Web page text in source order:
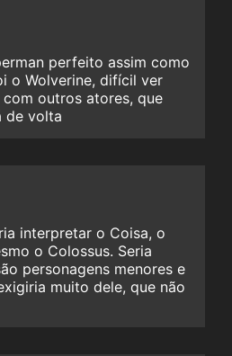
perfeito assim como
o Wolverine, difícil ver
com outros atores, que
de volta
interpretar o Coisa, o
o Colossus. Seria
personagens menores e
muito dele, que não